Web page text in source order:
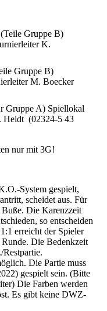
Gruppe B)
K.
Gruppe B)
M. Boecker
Gruppe A) Spiellokal
Heidt (02324-5 43
nur mit 3G!
System gespielt,
scheidet aus. Für
Buße. Die Karenzzeit
so entscheiden
erreicht der Spieler
Die Bedenkzeit
Die Partie muss
gespielt sein. (Bitte
Die Farben werden
Es gibt keine DWZ-